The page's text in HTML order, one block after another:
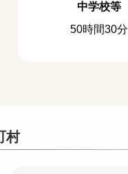
中学校等
50時間30分
村